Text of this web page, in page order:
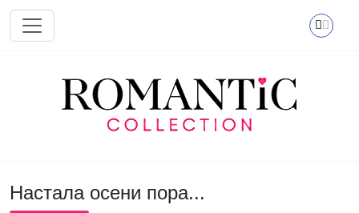
Перейти к основному содержанию
Настала осени пора...